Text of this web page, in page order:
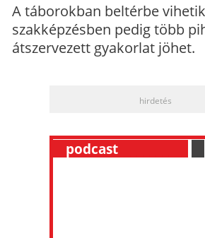
A táborokban beltérbe
szakképzésben pedig több
átszervezett gyakorlat jöhet.
hirdetés
podcast